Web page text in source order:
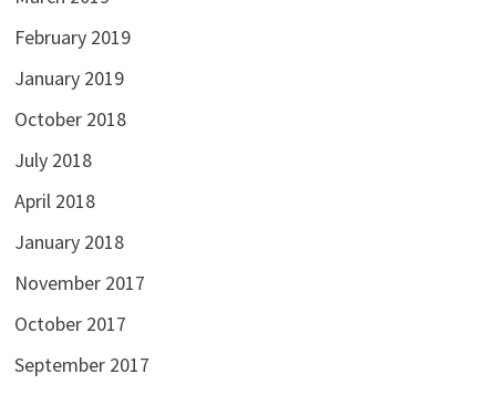
March 2019
February 2019
January 2019
October 2018
July 2018
April 2018
January 2018
November 2017
October 2017
September 2017